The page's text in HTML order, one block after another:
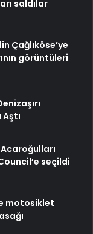
saldılar
Çağlıköse’ye
görüntüleri
seçildi
motosiklet